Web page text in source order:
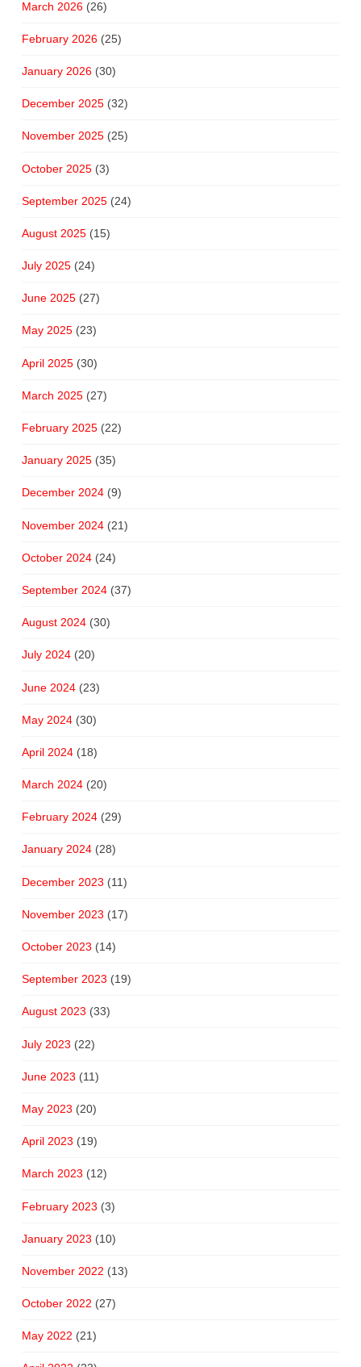
March 2026(26)
February 2026(25)
January 2026(30)
December 2025(32)
November 2025(25)
October 2025(3)
September 2025(24)
August 2025(15)
July 2025(24)
June 2025(27)
May 2025(23)
April 2025(30)
March 2025(27)
February 2025(22)
January 2025(35)
December 2024(9)
November 2024(21)
October 2024(24)
September 2024(37)
August 2024(30)
July 2024(20)
June 2024(23)
May 2024(30)
April 2024(18)
March 2024(20)
February 2024(29)
January 2024(28)
December 2023 (11)
November 2023 (17)
October 2023 (14)
September 2023 (19)
August 2023 (33)
July 2023 (22)
June 2023 (11)
May 2023 (20)
April 2023 (19)
March 2023 (12)
February 2023 (3)
January 2023 (10)
November 2022 (13)
October 2022 (27)
May 2022 (21)